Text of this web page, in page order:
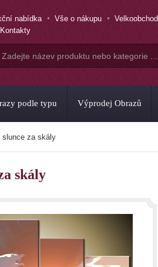
nabídka Vše o nákupu Velkoobchod
Kontakty
podle typu Výprodej Obrazů
slunce za skály
skály